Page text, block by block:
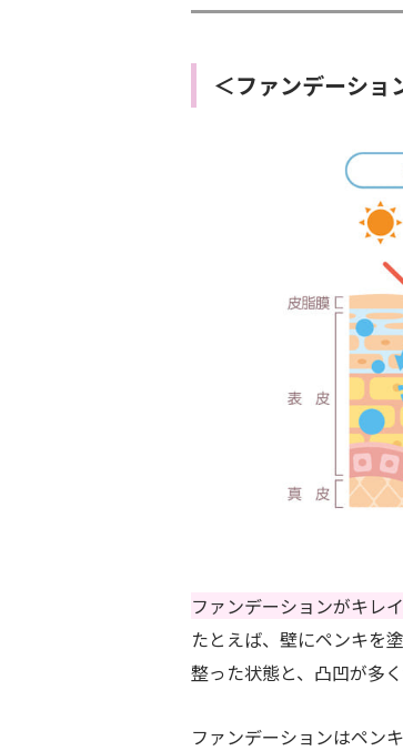
＜ファンデーショ
ファンデーションがキレ
たとえば、壁にペンキを
整った状態と、凸凹が多
ファンデーションはペン